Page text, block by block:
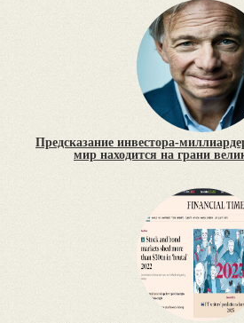
Предсказание инвестора-
мир находится на грани